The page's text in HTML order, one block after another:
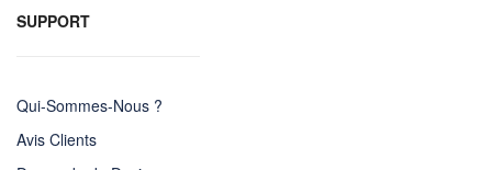
SUPPORT
Qui-Sommes-Nous ?
Avis Clients